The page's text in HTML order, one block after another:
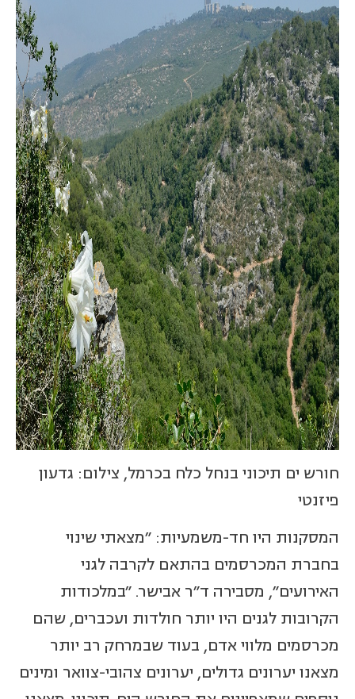
חורש ים תיכוני בנחל כלח בכרמל, צילום: גדעון
פיזנטי
המסקנות היו חד-משמעיות: "מצאתי שינוי
בחברת המכרסמים בהתאם לקרבה לגני
האירועים", מסבירה ד"ר אבישר. "במלכודות
הקרובות לגנים היו יותר חולדות ועכברים, שהם
מכרסמים מלווי אדם, בעוד שבמרחק רב יותר
מצאנו יערונים גדולים, יערונים צהובי-צוואר ומינים